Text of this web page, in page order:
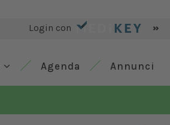
Login con »
Agenda Annunci